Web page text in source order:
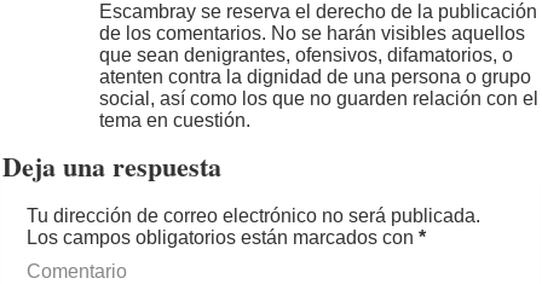
Escambray se reserva el derecho de la publicación
de los comentarios. No se harán visibles aquellos
que sean denigrantes, ofensivos, difamatorios, o
atenten contra la dignidad de una persona o grupo
social, así como los que no guarden relación con el
tema en cuestión.
Deja una respuesta
Tu dirección de correo electrónico no será publicada.
Los campos obligatorios están marcados con*
Comentario